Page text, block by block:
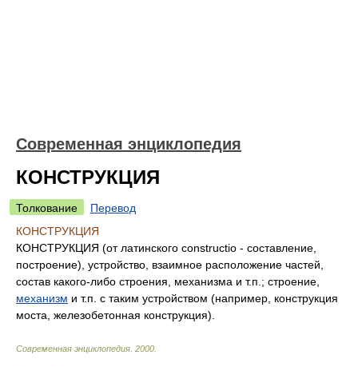
Современная энциклопедия
КОНСТРУКЦИЯ
Толкование
Перевод
КОНСТРУКЦИЯ
КОНСТРУКЦИЯ (от латинского constructio - составление,
построение), устройство, взаимное расположение частей,
состав какого-либо строения, механизма и т.п.; строение,
механизм и т.п. с таким устройством (например, конструкция
моста, железобетонная конструкция).
Современная энциклопедия 2000